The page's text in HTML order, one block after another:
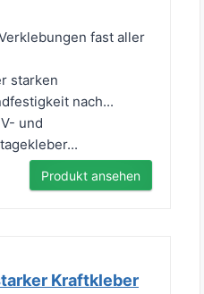
fast aller
starken
nach...
und
Produkt ansehen
Kraftkleber